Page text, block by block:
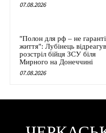
07.08.2026
"Полон для рф – не
життя": Лубінець
розстріл бійця ЗСУ біля
Мирного на Донеччині
07.08.2026